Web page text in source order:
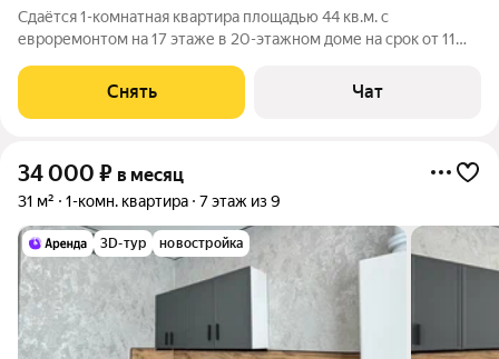
Сдаётся 1-комнатная квартира площадью 44 кв.м. с
евроремонтом на 17 этаже в 20-этажном доме на срок от 11
Стиральная машина Холодильник Кондиционер
Микроволновка Дом - монолитный, окна выходят во
Снять Чат
34 000 ₽ в месяц
31 м² 1-комн. квартира 7 этаж из 9
3D-тур новостройка